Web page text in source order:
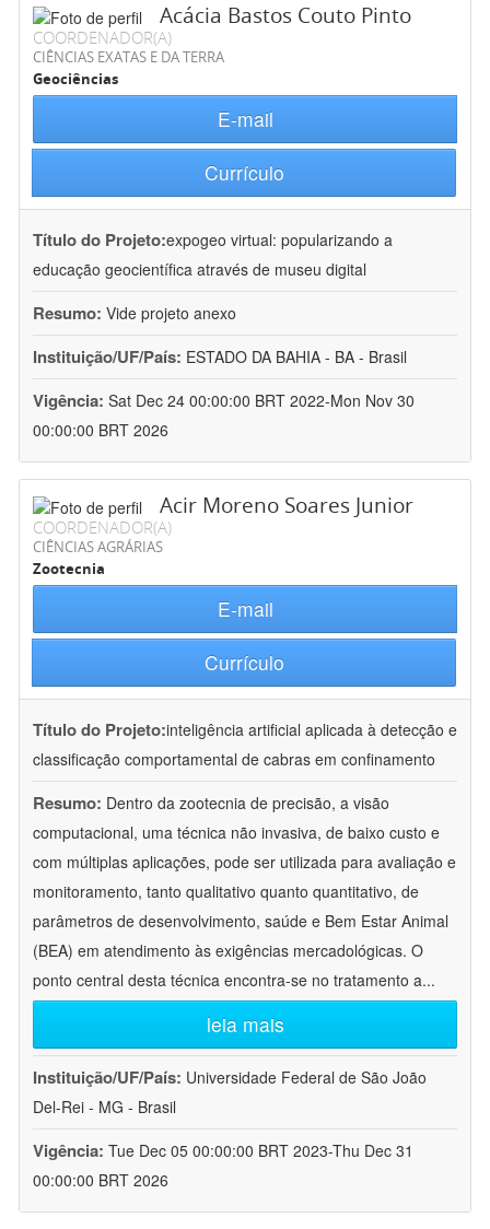
Acácia Bastos Couto Pinto
COORDENADOR(A)
CIÊNCIAS EXATAS E DA TERRA
Geociências
E-mail
Currículo
Título do Projeto:expogeo virtual: popularizando a
educação geocientífica através de museu digital
Resumo: Vide projeto anexo
Instituição/UF/País: ESTADO DA BAHIA - BA - Brasil
Vigência: Sat Dec 24 00:00:00 BRT 2022-Mon Nov 30
00:00:00 BRT 2026
Acir Moreno Soares Junior
COORDENADOR(A)
CIÊNCIAS AGRÁRIAS
Zootecnia
E-mail
Currículo
Título do Projeto:inteligência artificial aplicada à detecção e
classificação comportamental de cabras em confinamento
Resumo: Dentro da zootecnia de precisão, a visão
computacional, uma técnica não invasiva, de baixo custo e
com múltiplas aplicações, pode ser utilizada para avaliação e
monitoramento, tanto qualitativo quanto quantitativo, de
parâmetros de desenvolvimento, saúde e Bem Estar Animal
(BEA) em atendimento às exigências mercadológicas. O
ponto central desta técnica encontra-se no tratamento a...
leia mais
Instituição/UF/País: Universidade Federal de São João
Del-Rei - MG - Brasil
Vigência: Tue Dec 05 00:00:00 BRT 2023-Thu Dec 31
00:00:00 BRT 2026